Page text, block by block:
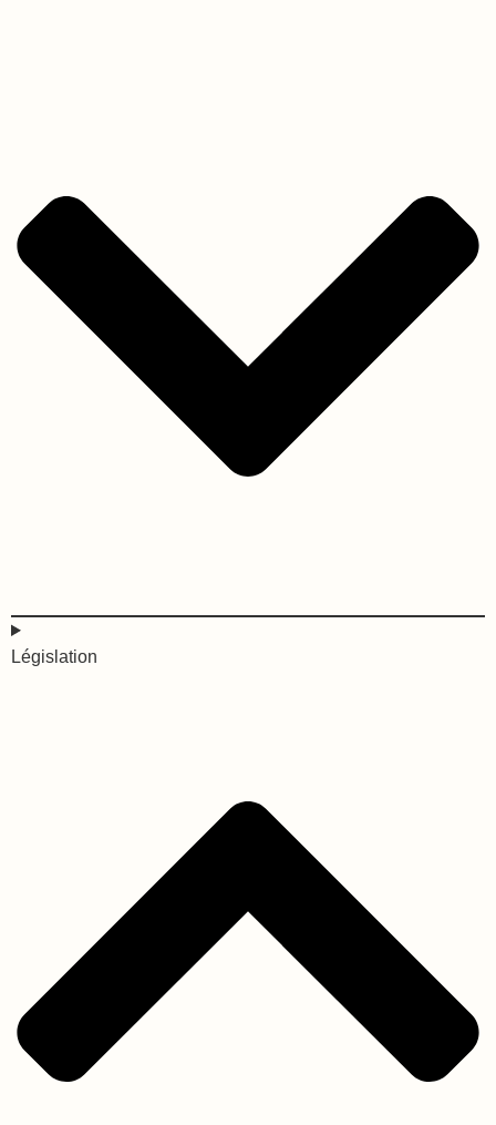
Législation